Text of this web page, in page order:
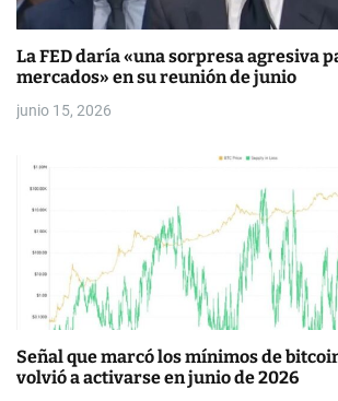
La FED daría «una sorpresa agresiva
mercados» en su reunión de junio
junio 15, 2026
Señal que marcó los mínimos de
volvió a activarse en junio de 2026